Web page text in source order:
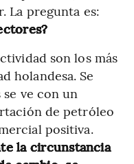
La pregunta es:
son los más
holandesa. Se
ve con un
de petróleo
positiva.
la circunstancia